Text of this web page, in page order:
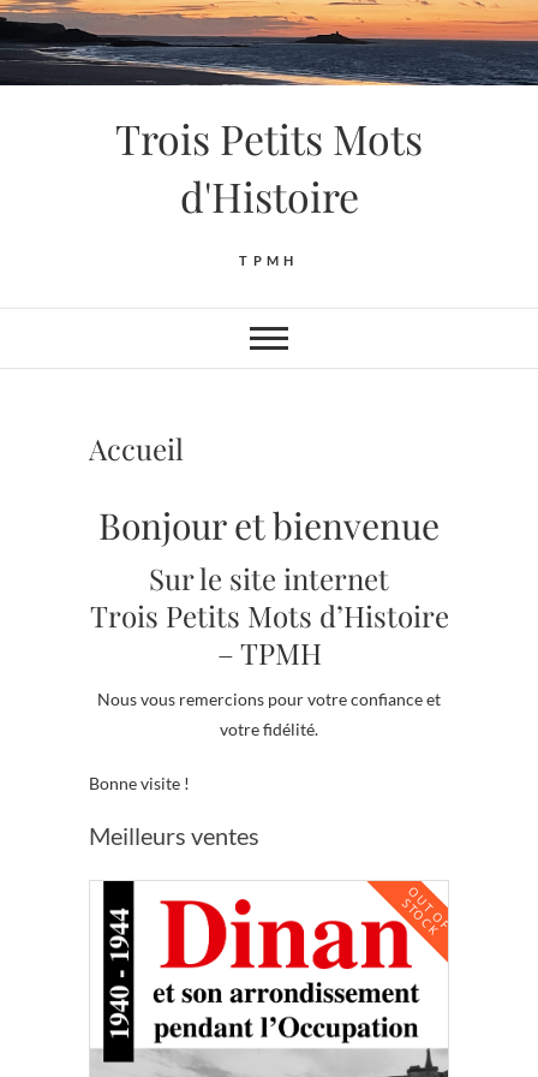
Skip
to
Trois Petits Mots
d'Histoire
TPMH
Accueil
Bonjour et bienvenue
Sur le site internet
Trois Petits Mots d’Histoire
– TPMH
Nous vous remercions pour votre confiance et
votre fidélité.
Bonne visite !
Meilleurs ventes
O
U
T
O
F
S
T
O
C
K